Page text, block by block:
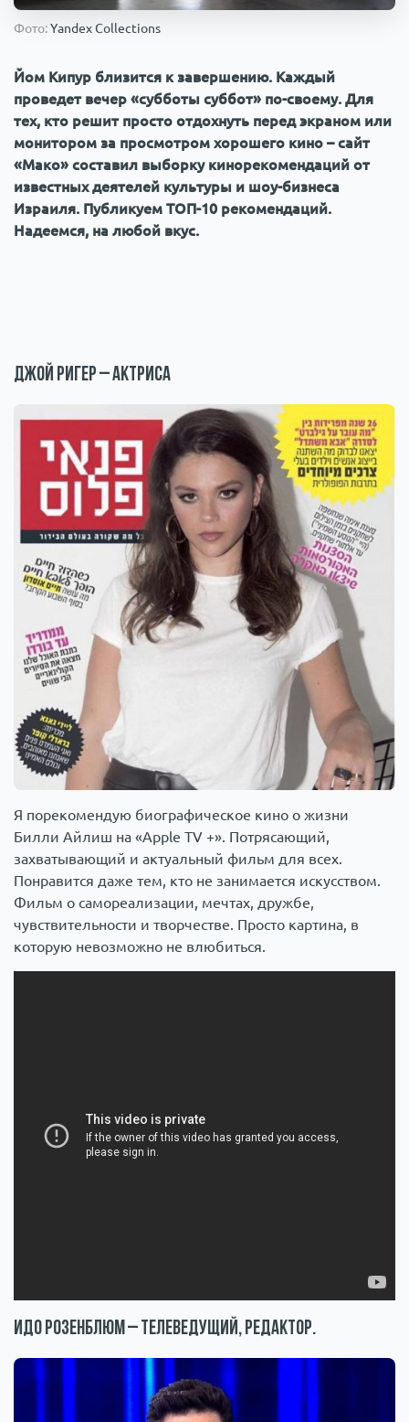
Происшествия
Армия
Фото:Yandex Collections
Йом Кипур близится к завершению. Каждый
проведет вечер «субботы суббот» по-своему. Для
тех, кто решит просто отдохнуть перед экраном или
монитором за просмотром хорошего кино – сайт
«Мако» составил выборку кинорекомендаций от
известных деятелей культуры и шоу-бизнеса
Израиля. Публикуем ТОП-10 рекомендаций.
Надеемся, на любой вкус.
Джой Ригер – актриса
Я порекомендую биографическое кино о жизни
Билли Айлиш на «Apple TV +». Потрясающий,
захватывающий и актуальный фильм для всех.
Понравится даже тем, кто не занимается искусством.
Фильм о самореализации, мечтах, дружбе,
чувствительности и творчестве. Просто картина, в
которую невозможно не влюбиться.
Идо Розенблюм – телеведущий, редактор.